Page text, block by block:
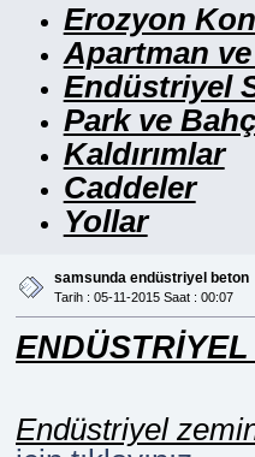
Erozyon
Apartman
Endüstriyel
Park ve
Kaldırımlar
Caddeler
Yollar
samsunda endüstriyel beton
Tarih : 05-11-2015 Saat : 00:07
Endüstriyel